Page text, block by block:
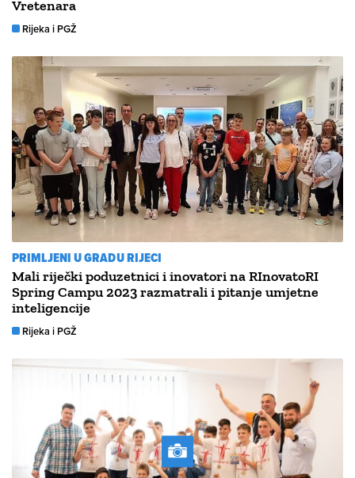
Vretenara
Rijeka i PGŽ
PRIMLJENI U GRADU RIJECI
Mali riječki poduzetnici i inovatori na RInovatoRI
Spring Campu 2023 razmatrali i pitanje umjetne
inteligencije
Rijeka i PGŽ